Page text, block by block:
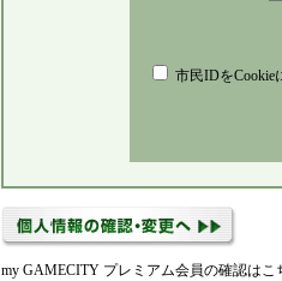
市民IDをCookie
my GAMECITY プレミアム会員の確認は